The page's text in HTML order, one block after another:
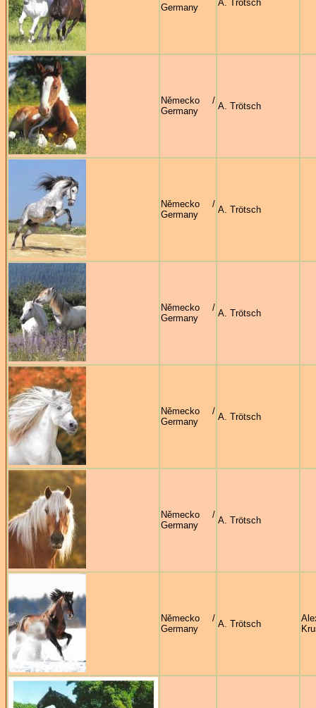
Germany
A. Trötsch
Německo /
Germany
A. Trötsch
Německo /
Germany
A. Trötsch
Německo /
Germany
A. Trötsch
Německo /
Germany
A. Trötsch
Německo /
Germany
A. Trötsch
Německo /
Germany
A. Trötsch